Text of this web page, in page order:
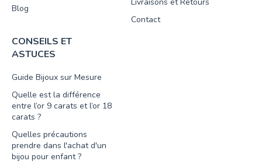
Blog
Contact
CONSEILS ET
ASTUCES
Guide Bijoux sur Mesure
Quelle est la différence
entre l’or 9 carats et l’or 18
carats ?
Quelles précautions
prendre dans l'achat d'un
bijou pour enfant ?